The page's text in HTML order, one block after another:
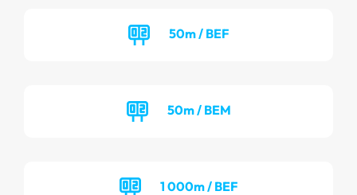
50m / BEF
50m / BEM
1 000m / BEF